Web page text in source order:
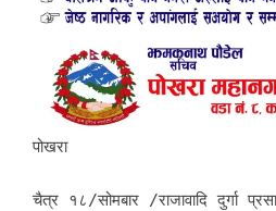
पोखरा
चैत्र १८/सोमबार /राजावादि दुर्गा